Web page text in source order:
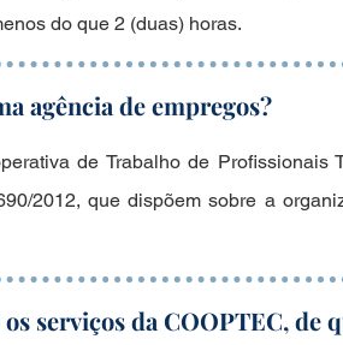
do que 2 (duas) horas.
agência de empregos?
de Trabalho de
2012, que dispõem sobre a
serviços da COOPTEC, de